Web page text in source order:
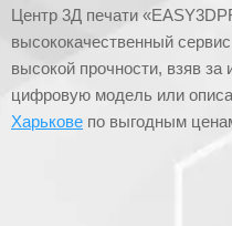
Центр 3Д печати
высококачественный
высокой прочности, взяв за
цифровую модель или
Харькове по выгодным